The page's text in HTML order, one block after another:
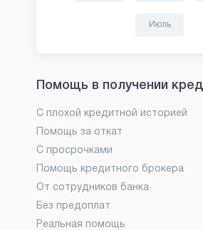
Июль
Помощь в получении
С плохой кредитной историей
Помощь за откат
С просрочками
Помощь кредитного брокера
От сотрудников банка
Без предоплат
Реальная помощь